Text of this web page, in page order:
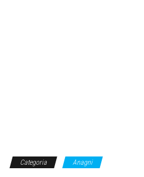
Categoria Anagni